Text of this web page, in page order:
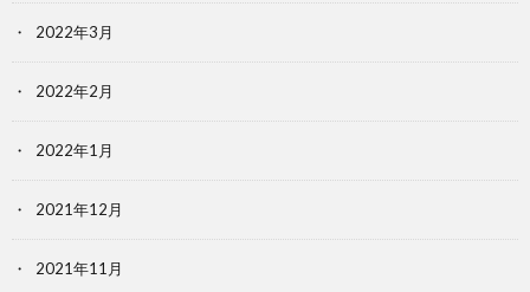
2022年3月
2022年2月
2022年1月
2021年12月
2021年11月